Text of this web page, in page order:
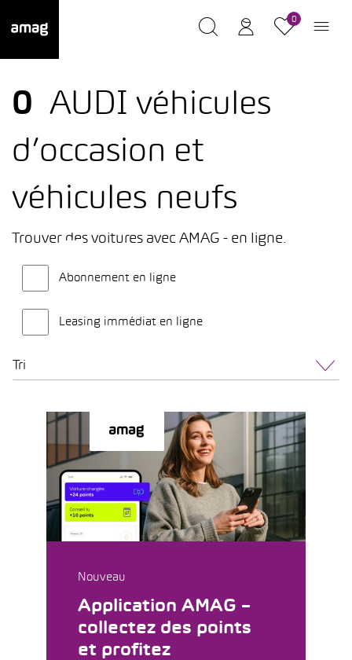
0
0 AUDI véhicules
d’occasion et
véhicules neufs
Trouver des voitures avec AMAG - en ligne.
Abonnement en ligne
Leasing immédiat en ligne
Tri
Nouveau
Application AMAG –
collectez des points
et profitez